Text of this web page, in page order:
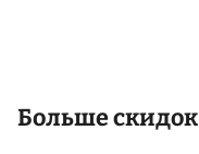
Больше скидок